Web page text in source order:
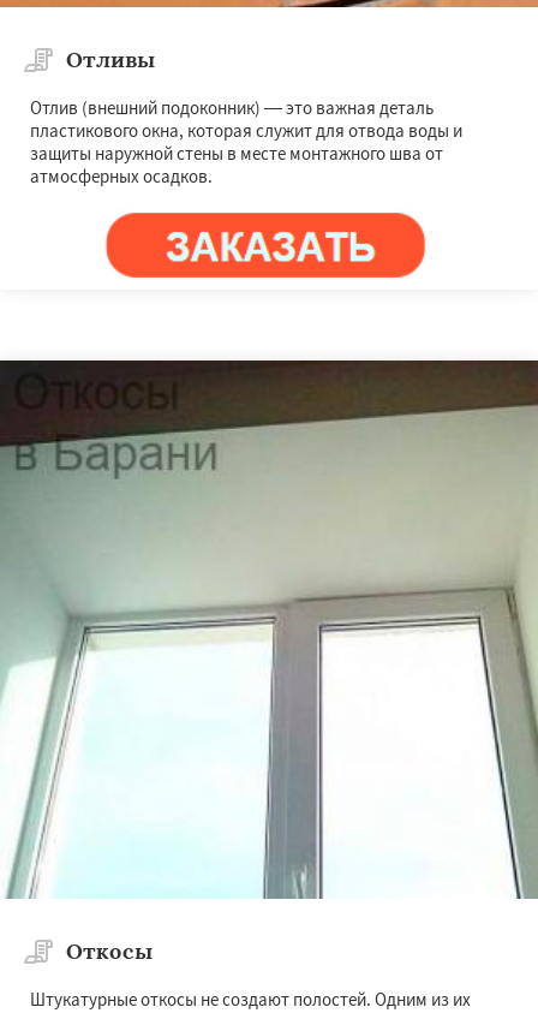
Отливы
Отлив (внешний подоконник) — это важная деталь
пластикового окна, которая служит для отвода воды и
защиты наружной стены в месте монтажного шва от
атмосферных осадков.
Откосы
Штукатурные откосы не создают полостей. Одним из их